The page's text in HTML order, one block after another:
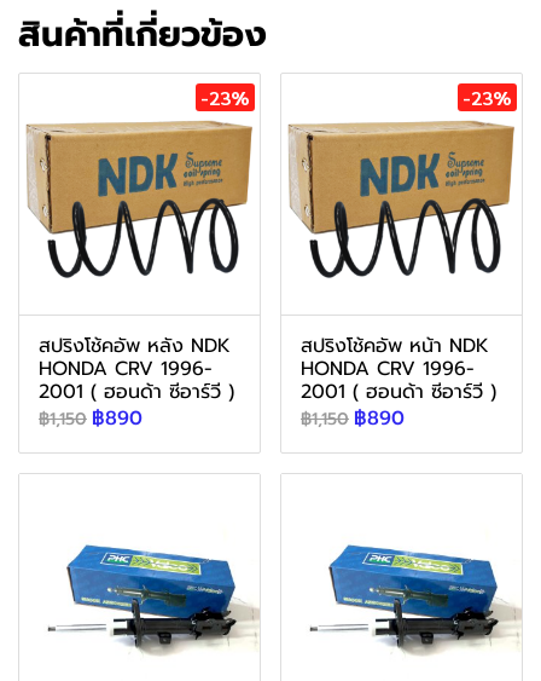
สินค้าที่เกี่ยวข้อง
-23%
สปริงโช้คอัพ หลัง NDK
HONDA CRV 1996-
2001 ( ฮอนด้า ซีอาร์วี )
฿1,150 ฿890
-23%
สปริงโช้คอัพ หน้า NDK
HONDA CRV 1996-
2001 ( ฮอนด้า ซีอาร์วี )
฿1,150 ฿890